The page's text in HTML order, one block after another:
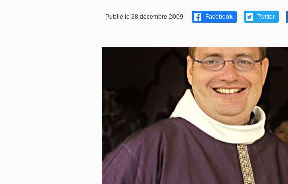
Publié le 28 décembre 2009 Facebook Twitter